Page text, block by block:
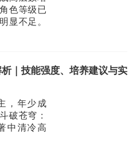
色等级已
显不足。
中高阶武
心秘籍，
侠客切磋
｜技能强度、培养建议与实
，年少成
破苍穹：
中清冷高
构筑阵容